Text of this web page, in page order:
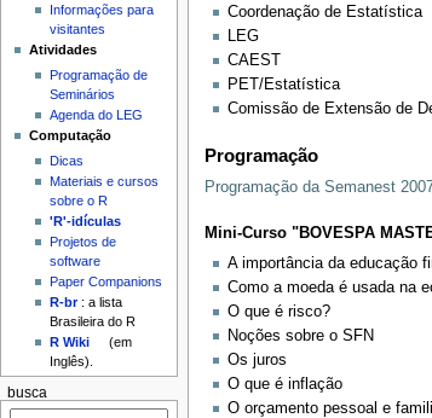
Coordenação de Estatística
LEG
CAEST
PET/Estatística
Comissão de Extensão de
Programação
Programação da Semanest
Mini-Curso "BOVESPA
A importância da educação
Como a moeda é usada na
O que é risco?
Noções sobre o SFN
Os juros
O que é inflação
O orçamento pessoal e
Informações para
visitantes
Atividades
Programação de
Seminários
Agenda do LEG
Computação
Dicas
Materiais e cursos
sobre o R
'R'-idículas
Projetos de
software
Paper Companions
R-br: a lista
Brasileira do R
R Wiki
(em
Inglês).
busca